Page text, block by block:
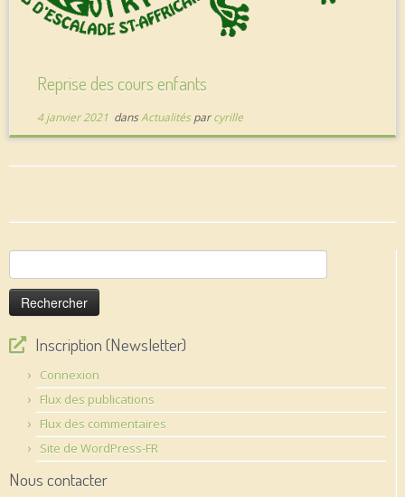
Reprise des cours enfants
4 janvier 2021 dansActualités parcyrille
Rechercher :
Inscription (Newsletter)
Connexion
Flux des publications
Flux des commentaires
Site de WordPress-FR
Nous contacter